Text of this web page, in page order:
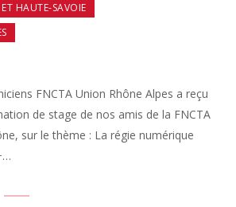
HAUTE-SAVOIE
FNCTA Union Rhône Alpes a reçu
de stage de nos amis de la FNCTA
sur le thème : La régie numérique